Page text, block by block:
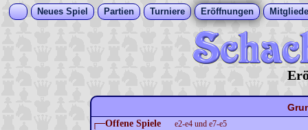
Neues Spiel Partien Turniere Eröffnungen
┌─Offene Spiele e2-e4 und e7-e5